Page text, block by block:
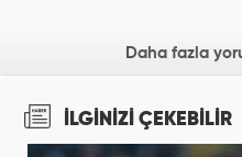
Daha fazla
İLGİNİZİ ÇEKEBİLİR